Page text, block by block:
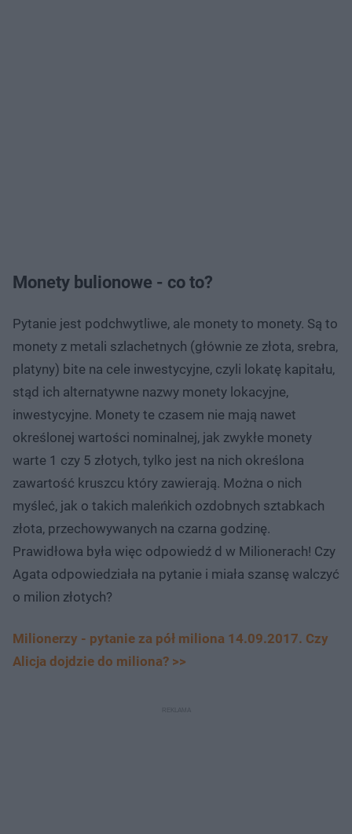
Monety bulionowe - co to?
Pytanie jest podchwytliwe, ale monety to monety. Są to
monety z metali szlachetnych (głównie ze złota, srebra,
platyny) bite na cele inwestycyjne, czyli lokatę kapitału,
stąd ich alternatywne nazwy monety lokacyjne,
inwestycyjne. Monety te czasem nie mają nawet
określonej wartości nominalnej, jak zwykłe monety
warte 1 czy 5 złotych, tylko jest na nich określona
zawartość kruszcu który zawierają. Można o nich
myśleć, jak o takich maleńkich ozdobnych sztabkach
złota, przechowywanych na czarna godzinę.
Prawidłowa była więc odpowiedź d w Milionerach! Czy
Agata odpowiedziała na pytanie i miała szansę walczyć
o milion złotych?
Milionerzy - pytanie za pół miliona 14.09.2017. Czy
Alicja dojdzie do miliona? >>